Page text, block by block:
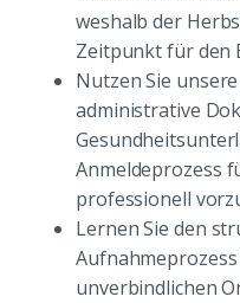
weshalb der
Zeitpunkt für den
Nutzen Sie
administrative
Anmeldeprozess
professionell
Lernen Sie den
unverbindlichen